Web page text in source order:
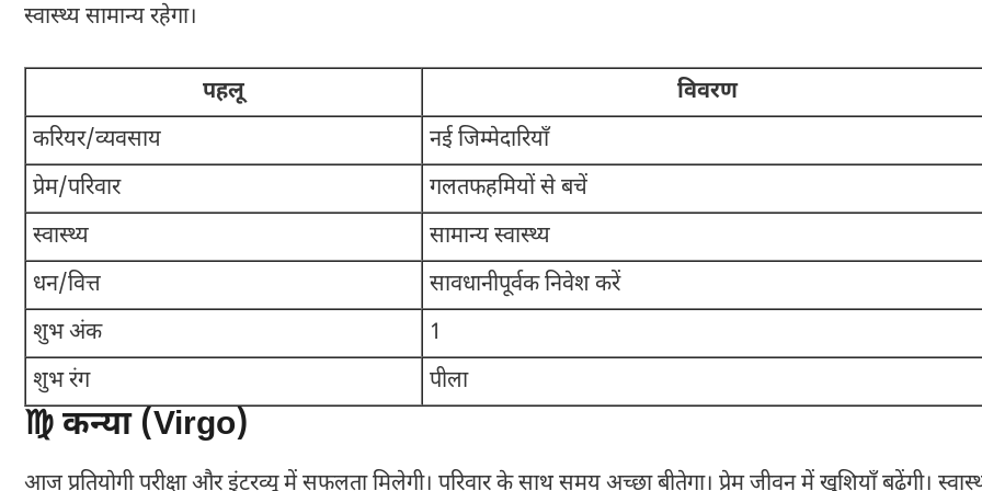
स्वास्थ्य सामान्य रहेगा।
पहलू
विवरण
करियर/व्यवसाय
नई जिम्मेदारियाँ
प्रेम/परिवार
गलतफहमियों से बचें
स्वास्थ्य
सामान्य स्वास्थ्य
धन/वित्त
सावधानीपूर्वक निवेश करें
शुभ अंक
1
शुभ रंग
पीला
♍ कन्या (Virgo)
आज प्रतियोगी परीक्षा और इंटरव्यू में सफलता मिलेगी। परिवार के साथ समय अच्छा बीतेगा। प्रेम जीवन में खुशियाँ बढ़ेंगी।